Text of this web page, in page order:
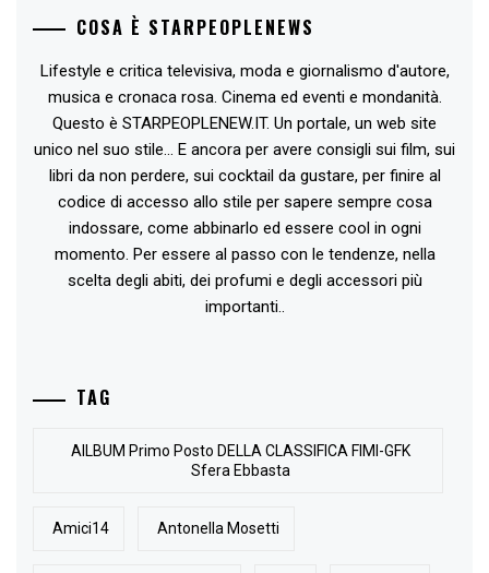
COSA È STARPEOPLENEWS
Lifestyle e critica televisiva, moda e giornalismo d'autore,
musica e cronaca rosa. Cinema ed eventi e mondanità.
Questo è STARPEOPLENEW.IT. Un portale, un web site
unico nel suo stile... E ancora per avere consigli sui film, sui
libri da non perdere, sui cocktail da gustare, per finire al
codice di accesso allo stile per sapere sempre cosa
indossare, come abbinarlo ed essere cool in ogni
momento. Per essere al passo con le tendenze, nella
scelta degli abiti, dei profumi e degli accessori più
importanti..
TAG
AlLBUM Primo Posto DELLA CLASSIFICA FIMI-GFK
Sfera Ebbasta
Amici14 Antonella Mosetti